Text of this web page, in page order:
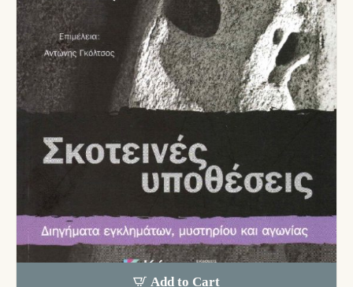
Add to Cart